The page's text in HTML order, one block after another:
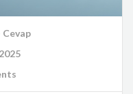
Cevap